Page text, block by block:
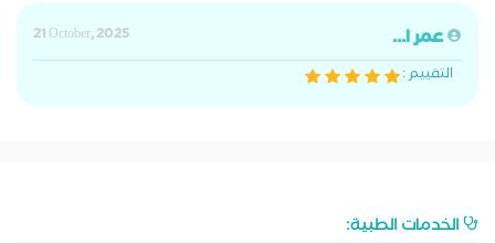
عمر ا...
21 October, 2025
التقييم :
الخدمات الطبية: